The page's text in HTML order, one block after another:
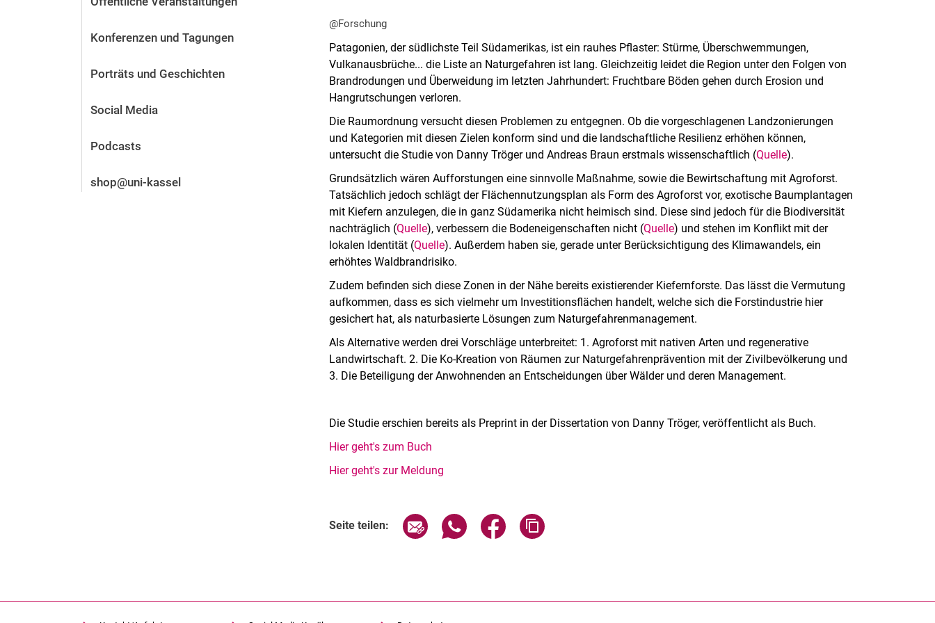
Stellenangebote
Alum­ni und Freunde
Kontakt und Standorte
Konferenzen und Tagungen
Porträts und Geschichten
Social Media
Podcasts
shop@uni-kassel
@Forschung
Patagonien, der südlichste Teil Südamerikas, ist ein rauhes Pflaster: Stürme, Überschwemmungen,
Vulkanausbrüche... die Liste an Naturgefahren ist lang. Gleichzeitig leidet die Region unter den Folgen von
Brandrodungen und Überweidung im letzten Jahrhundert: Fruchtbare Böden gehen durch Erosion und
Hangrutschungen verloren.
Die Raumordnung versucht diesen Problemen zu entgegnen. Ob die vorgeschlagenen Landzonierungen
und Kategorien mit diesen Zielen konform sind und die landschaftliche Resilienz erhöhen können,
untersucht die Studie von Danny Tröger und Andreas Braun erstmals wissenschaftlich (Quelle).
Grundsätzlich wären Aufforstungen eine sinnvolle Maßnahme, sowie die Bewirtschaftung mit Agroforst.
Tatsächlich jedoch schlägt der Flächennutzungsplan als Form des Agroforst vor, exotische Baumplantagen
mit Kiefern anzulegen, die in ganz Südamerika nicht heimisch sind. Diese sind jedoch für die Biodiversität
nachträglich (Quelle), verbessern die Bodeneigenschaften nicht (Quelle) und stehen im Konflikt mit der
lokalen Identität (Quelle). Außerdem haben sie, gerade unter Berücksichtigung des Klimawandels, ein
erhöhtes Waldbrandrisiko.
Zudem befinden sich diese Zonen in der Nähe bereits existierender Kiefernforste. Das lässt die Vermutung
aufkommen, dass es sich vielmehr um Investitionsflächen handelt, welche sich die Forstindustrie hier
gesichert hat, als naturbasierte Lösungen zum Naturgefahrenmanagement.
Als Alternative werden drei Vorschläge unterbreitet: 1. Agroforst mit nativen Arten und regenerative
Landwirtschaft. 2. Die Ko-Kreation von Räumen zur Naturgefahrenprävention mit der Zivilbevölkerung und
3. Die Beteiligung der Anwohnenden an Entscheidungen über Wälder und deren Management.
Die Studie erschien bereits als Preprint in der Dissertation von Danny Tröger, veröffentlicht als Buch.
Hier geht's zum Buch
Hier geht's zur Meldung
Seite teilen: Seite über E-Mail teilen
Seite über WhatsApp teilen (externer Link, öffnet neues Fenster)
Seite über Facebook teilen (externer Link, öffnet neues Fenster)